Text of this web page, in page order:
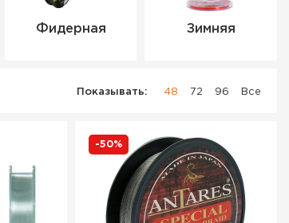
Фидерная Зимняя
Показывать: 48 72 96 Все
-50%